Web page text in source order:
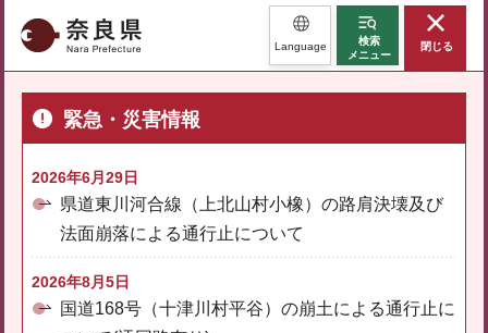
奈良県 Language
検索
メニュー
閉じる
緊急・災害情報
2026年6月29日
県道東川河合線（上北山村小橡）の路肩決壊及び
法面崩落による通行止について
2026年8月5日
国道168号（十津川村平谷）の崩土による通行止に